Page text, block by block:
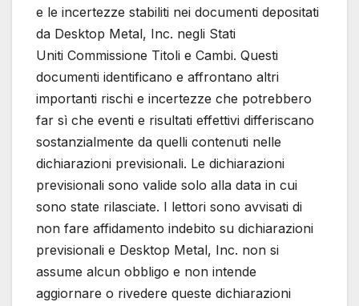
e le incertezze stabiliti nei documenti depositati
da Desktop Metal, Inc. negli Stati
Uniti Commissione Titoli e Cambi. Questi
documenti identificano e affrontano altri
importanti rischi e incertezze che potrebbero
far sì che eventi e risultati effettivi differiscano
sostanzialmente da quelli contenuti nelle
dichiarazioni previsionali. Le dichiarazioni
previsionali sono valide solo alla data in cui
sono state rilasciate. I lettori sono avvisati di
non fare affidamento indebito su dichiarazioni
previsionali e Desktop Metal, Inc. non si
assume alcun obbligo e non intende
aggiornare o rivedere queste dichiarazioni